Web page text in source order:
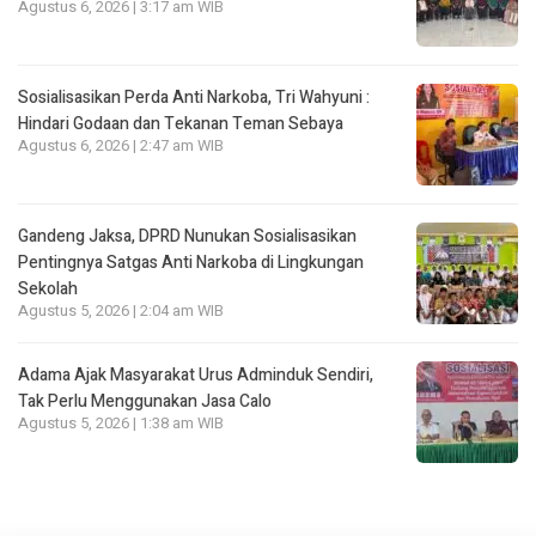
Agustus 6, 2026 | 3:17 am WIB
Sosialisasikan Perda Anti Narkoba, Tri Wahyuni :
Hindari Godaan dan Tekanan Teman Sebaya
Agustus 6, 2026 | 2:47 am WIB
Gandeng Jaksa, DPRD Nunukan Sosialisasikan
Pentingnya Satgas Anti Narkoba di Lingkungan
Sekolah
Agustus 5, 2026 | 2:04 am WIB
Adama Ajak Masyarakat Urus Adminduk Sendiri,
Tak Perlu Menggunakan Jasa Calo
Agustus 5, 2026 | 1:38 am WIB